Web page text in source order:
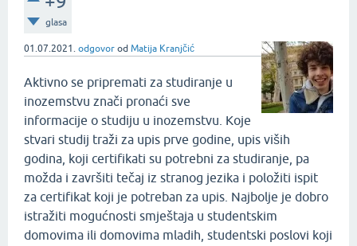
glasa
01.07.2021. odgovor od Matija Kranjčić
Aktivno se pripremati za studiranje u
inozemstvu znači pronaći sve
informacije o studiju u inozemstvu. Koje
stvari studij traži za upis prve godine, upis viših
godina, koji certifikati su potrebni za studiranje, pa
možda i završiti tečaj iz stranog jezika i položiti ispit
za certifikat koji je potreban za upis. Najbolje je dobro
istražiti mogućnosti smještaja u studentskim
domovima ili domovima mladih, studentski poslovi koji